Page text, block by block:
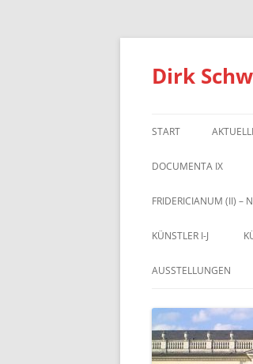
Zum
springen
Dirk
START
DOCUMENTA IX
FRIDERICIANUM (II) –
KÜNSTLER I-J
AUSSTELLUNGEN